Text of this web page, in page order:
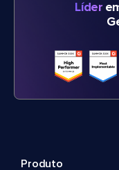
Líder
Produto